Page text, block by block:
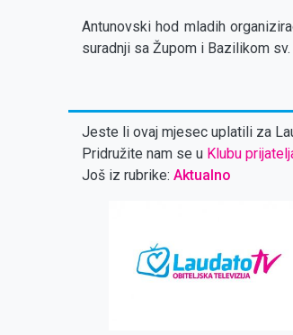
Antunovski hod mladih
suradnji sa Župom i Bazilikom
Jeste li ovaj mjesec uplatili za
Pridružite nam se u Klubu
Još iz rubrike: Aktualno